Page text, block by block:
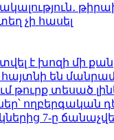
չի հասել
է խոզի մի
են
տեսած
ողբերգական
7-ը